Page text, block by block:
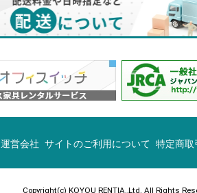
運営会社 サイトのご利用について 特定商取
Copyright(c) KOYOU RENTIA.,Ltd. All Rights